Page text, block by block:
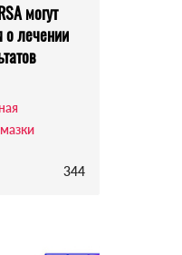
могут
о лечении
344